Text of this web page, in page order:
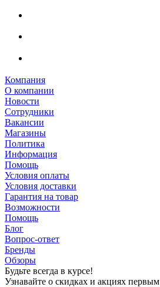
Компания
О компании
Новости
Сотрудники
Вакансии
Магазины
Политика
Информация
Помощь
Условия оплаты
Условия доставки
Гарантия на товар
Возможности
Помощь
Блог
Вопрос-ответ
Бренды
Обзоры
Будьте всегда в курсе!
Узнавайте о скидках и акциях первым